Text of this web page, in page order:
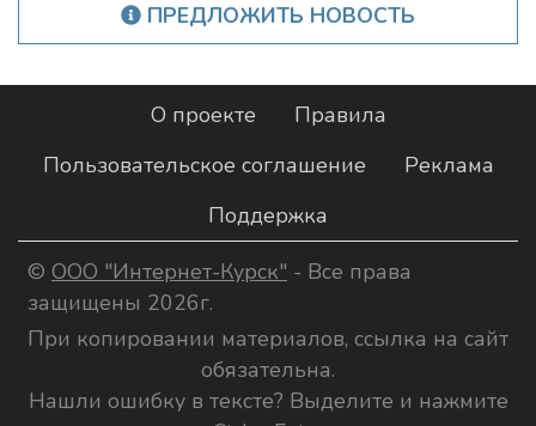
ПРЕДЛОЖИТЬ НОВОСТЬ
О проекте
Правила
Пользовательское соглашение
Реклама
Поддержка
© ООО "Интернет-Курск" - Все права
защищены 2026г.
При копировании материалов, ссылка на сайт
обязательна.
Нашли ошибку в тексте? Выделите и нажмите